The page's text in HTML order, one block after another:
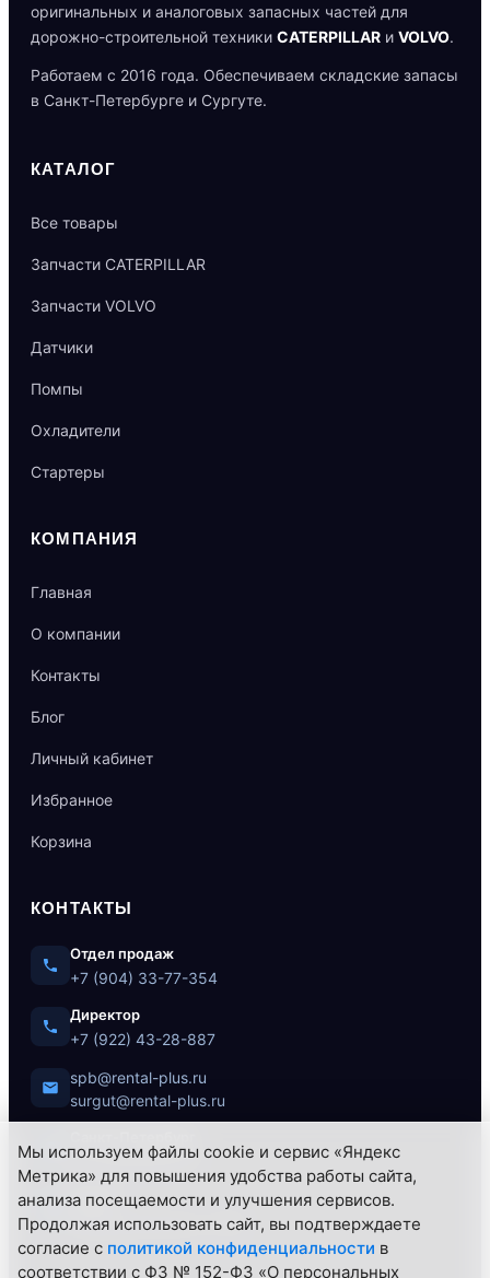
оригинальных и аналоговых запасных частей для
дорожно-строительной техники CATERPILLAR и VOLVO.
Работаем с 2016 года. Обеспечиваем складские запасы
в Санкт-Петербурге и Сургуте.
КАТАЛОГ
Все товары
Запчасти CATERPILLAR
Запчасти VOLVO
Датчики
Помпы
Охладители
Стартеры
КОМПАНИЯ
Главная
О компании
Контакты
Блог
Личный кабинет
Избранное
Корзина
КОНТАКТЫ
Отдел продаж
+7 (904) 33-77-354
Директор
+7 (922) 43-28-887
spb@rental-plus.ru
surgut@rental-plus.ru
ул. Литовская, 10
Сургут
Нефтеюганское ш., 62/1
Мы используем файлы cookie и сервис «Яндекс
Метрика» для повышения удобства работы сайта,
анализа посещаемости и улучшения сервисов.
Продолжая использовать сайт, вы подтверждаете
согласие с политикой конфиденциальности в
соответствии с ФЗ № 152-ФЗ «О персональных